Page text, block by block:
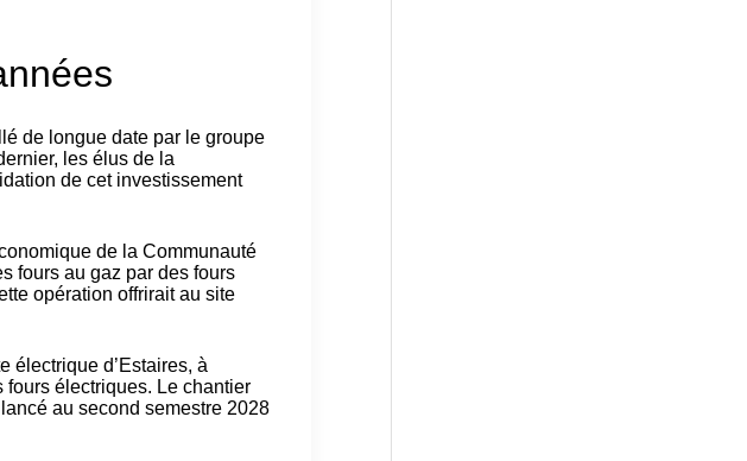
de longue date par le groupe
les élus de la
de cet investissement
de la Communauté
fours au gaz par des fours
opération offrirait au site
électrique d’Estaires, à
fours électriques. Le chantier
au second semestre 2028